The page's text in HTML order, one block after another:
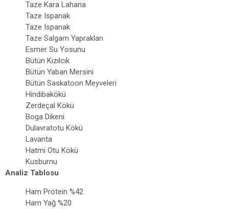
Taze Kara Lahana
Taze Ispanak
Taze Ispanak
Taze Salgam Yaprakları
Esmer Su Yosunu
Bütün Kızılcık
Bütün Yaban Mersini
Bütün Saskatoon Meyveleri
Hindibakökü
Zerdeçal Kökü
Boga Dikeni
Dulavratotu Kökü
Lavanta
Hatmi Otu Kökü
Kusburnu
Analiz Tablosu
Ham Protein %42
Ham Yağ %20